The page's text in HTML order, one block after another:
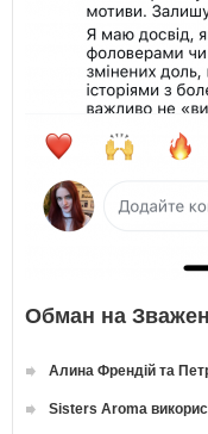
Обман на
Алина Френдій та
Sisters Aroma